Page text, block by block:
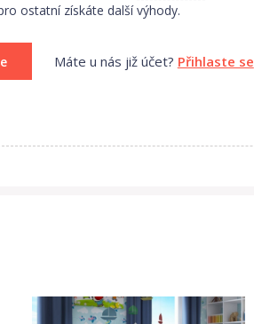
ostatní získáte další výhody.
Máte u nás již účet? Přihlaste se